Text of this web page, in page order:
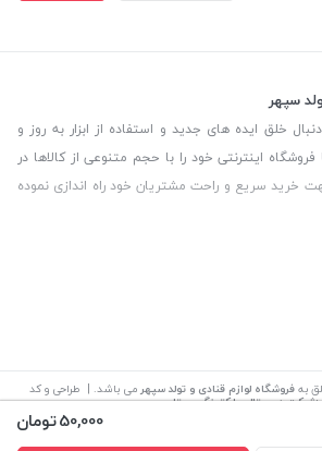
50,000تومان
سپهر
خلق ایده های جدید و استفاده از ابزار به روز و
فروشگاه اینترنتی خود را با حجم متنوعی از کالاها در
خرید سریع و راحت مشتریان خود راه اندازی نموده
را نموده تا کالاهایی با کیفیت و با حداقل قیمت
بهفروشگاه لوازم قنادی و تولد سپهر می باشد. | طراحی و کد
:شرکت دیجیتال مارکتینگ سپتا